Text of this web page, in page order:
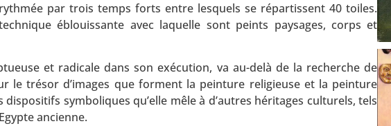
par trois temps forts entre lesquels se répartissent 40 toiles.
éblouissante avec laquelle sont peints paysages, corps et
et radicale dans son exécution, va au-delà de la recherche de
le trésor d’images que forment la peinture religieuse et la peinture
symboliques qu’elle mêle à d’autres héritages culturels, tels
ancienne.